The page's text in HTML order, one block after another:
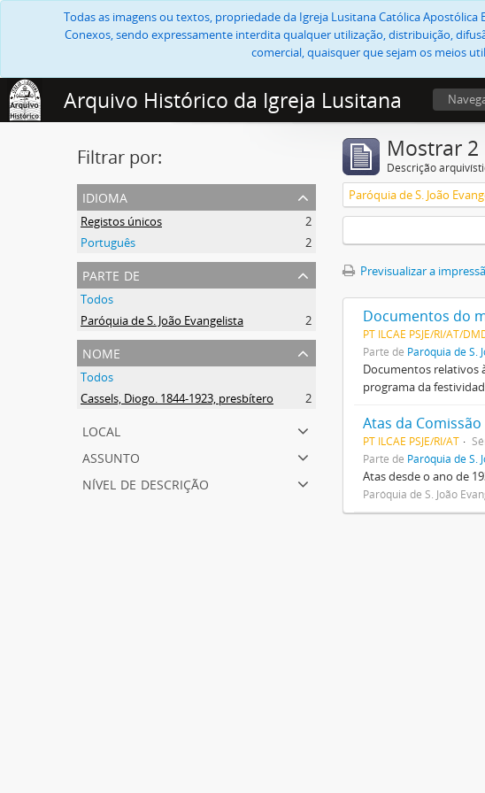
Todas as imagens ou textos, propriedade da Igreja Lusitana Católica
Conexos, sendo expressamente interdita qualquer utilização, distribuição,
comercial, quaisquer que sejam os meios
Arquivo Histórico da Igreja Lusitana
Filtrar por:
idioma
Registos únicos
2
Português
2
parte de
Todos
Paróquia de S. João Evangelista
2
nome
Todos
Cassels, Diogo. 1844-1923, presbítero
2
local
assunto
nível de descrição
Mostrar
Descrição
Paróquia de S. João
Previsualizar a
Documentos do
PT ILCAE PSJE/RI/AT/
Parte de Paróquia de S.
Documentos relativos
programa da
Atas da
PT ILCAE PSJE/RI/AT
Parte de Paróquia de S.
Atas desde o ano de
Paróquia de S. João